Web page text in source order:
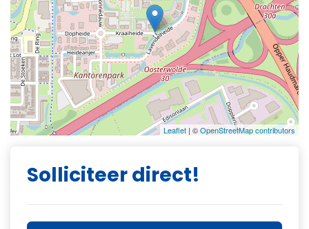
Leaflet | ©OpenStreetMap contributors
Solliciteer direct!